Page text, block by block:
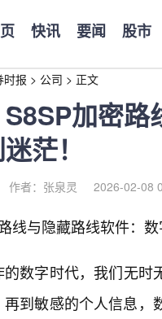
快讯 要闻 股市
时报 > 公司 > 正文
S8SP加密
茫！
作者：张泉灵 2026-02-08
线与隐藏路线软件：
数字时代，我们无时
到敏感的个人信息